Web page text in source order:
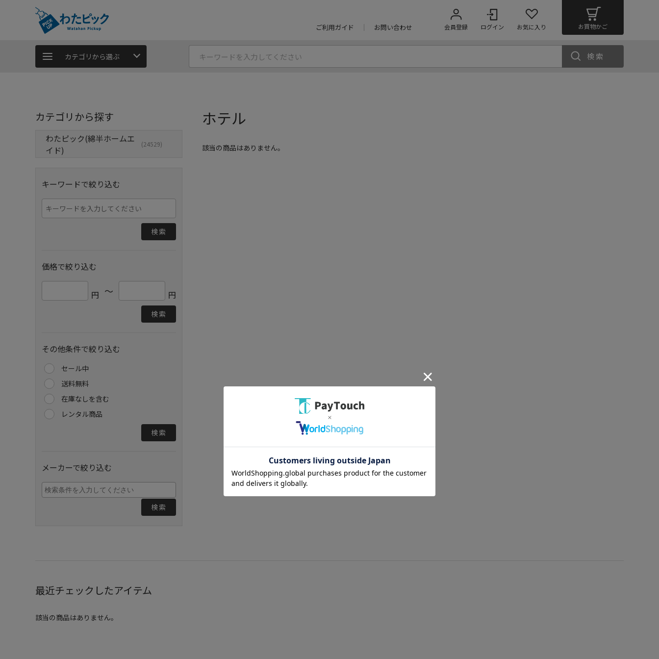
ご利用ガイド お問い合わせ 会員登録 ログイン お気に入り お買物かご
カテゴリから選ぶ 検索
カテゴリから探す
わたピック(綿半ホームエ
イド)
(24529)
キーワードで絞り込む
検索
価格で絞り込む
円 ～ 円
検索
その他条件で絞り込む
セール中
送料無料
在庫なしを含む
レンタル商品
検索
メーカーで絞り込む
検索
ホテル
該当の商品はありません。
最近チェックしたアイテム
該当の商品はありません。